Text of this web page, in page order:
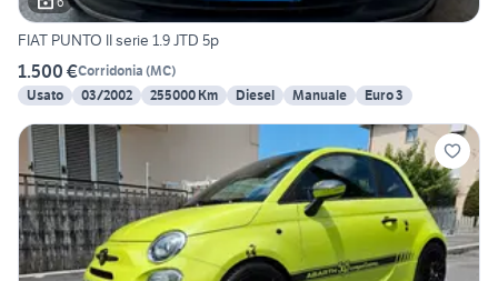
FIAT PUNTO II serie 1.9 JTD 5p
1.500 €Corridonia (MC)
Usato
03/2002 255000 Km Diesel Manuale Euro 3